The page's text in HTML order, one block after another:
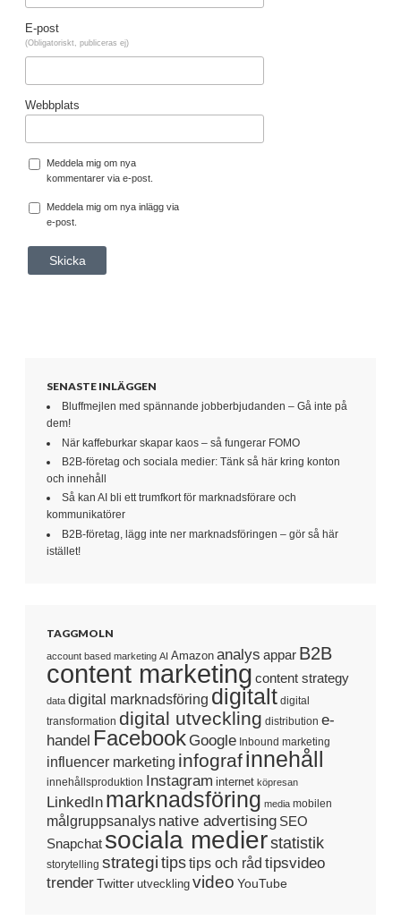
E-post
(Obligatoriskt, publiceras ej)
Webbplats
Meddela mig om nya
kommentarer via e-post.
Meddela mig om nya inlägg via
e-post.
SENASTE INLÄGGEN
Bluffmejlen med spännande jobberbjudanden – Gå inte på
dem!
När kaffeburkar skapar kaos – så fungerar FOMO
B2B-företag och sociala medier: Tänk så här kring konton
och innehåll
Så kan AI bli ett trumfkort för marknadsförare och
kommunikatörer
B2B-företag, lägg inte ner marknadsföringen – gör så här
istället!
TAGGMOLN
account based marketing AI Amazon analys appar B2B
content marketing content strategy
data digital marknadsföring digitalt digital
transformation digital utveckling distribution e-
handel Facebook Google Inbound marketing
influencer marketing infografinnehåll
innehållsproduktion Instagram internet köpresan
LinkedIn marknadsföring media mobilen
målgruppsanalys native advertising SEO
Snapchat sociala medierstatistik
storytelling strategi tipstips och råd tipsvideo
trenderTwitter utveckling video YouTube